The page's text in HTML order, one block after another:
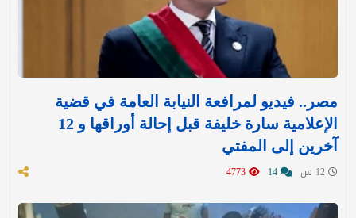
مصر.. فيديو لمرافعة النيابة العامة في قضية
الإعلامية سارة خليفة قبل إحالة أوراقها و 12
آخرين إلى المفتي